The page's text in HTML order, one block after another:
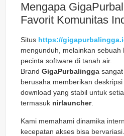
Mengapa
Favorit Komunitas
Situs https://
mengunduh, melainkan
pecinta software di tanah air.
Brand GigaPurbalingga
berusaha memberikan
download yang stabil untuk
termasuk nirlauncher.
Kami memahami dinamika
kecepatan akses bisa